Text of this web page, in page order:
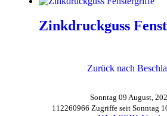
Zinkdruckguss
Zurück nach
Sonntag 09 August,
112260966 Zugriffe seit Sonntag